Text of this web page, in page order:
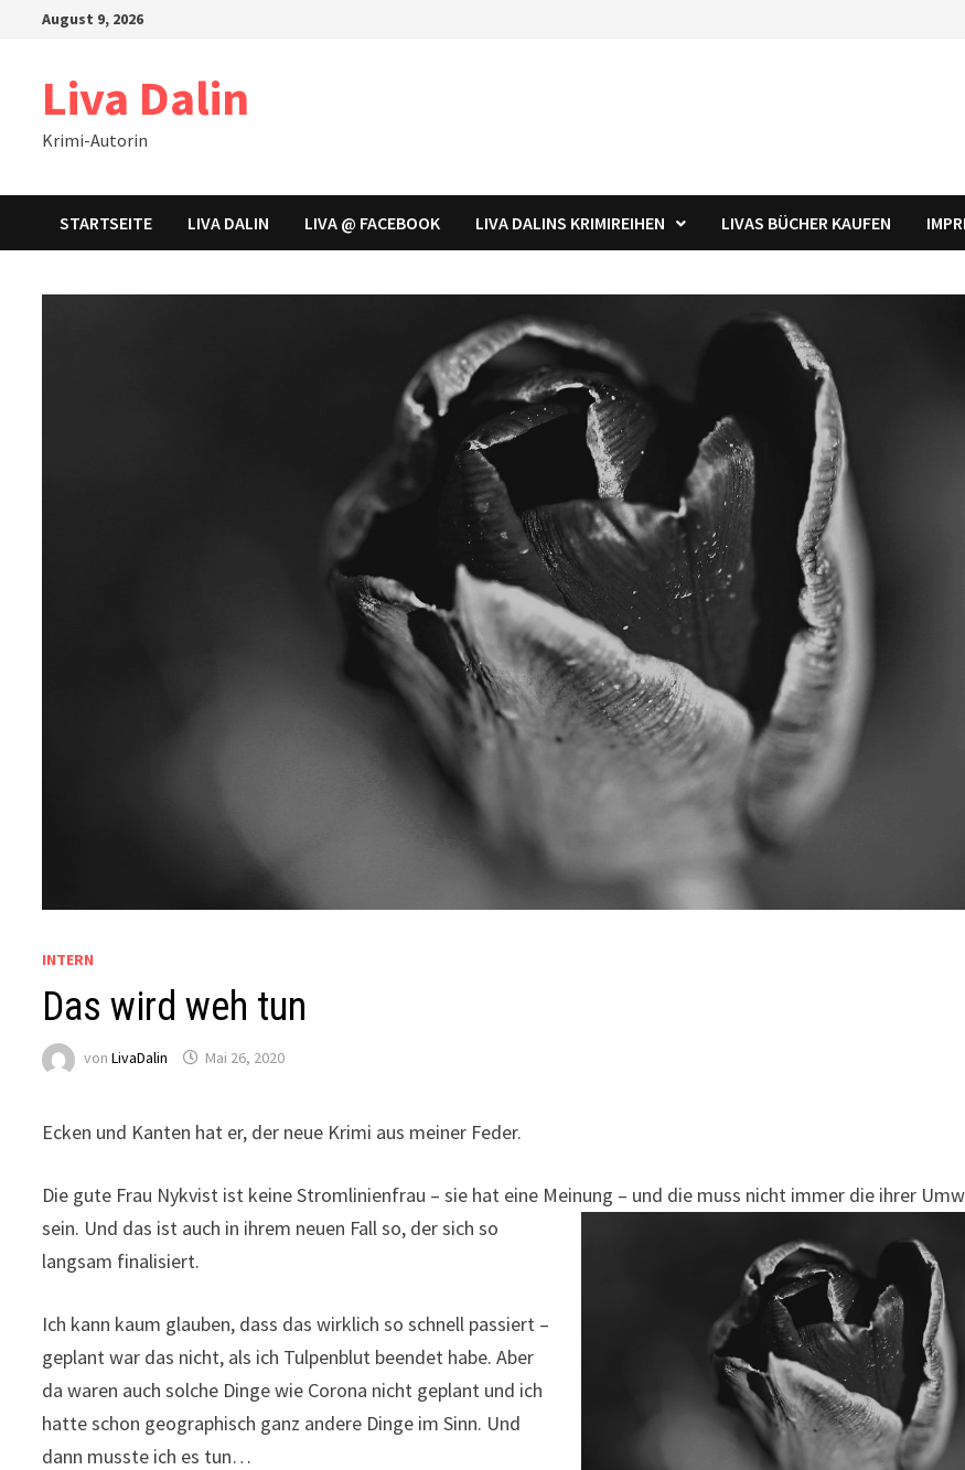
August 9, 2026
Liva Dalin
Krimi-Autorin
STARTSEITE LIVA DALIN LIVA @ FACEBOOK LIVA DALINS KRIMIREIHEN LIVAS BÜCHER KAUFEN
INTERN
Das wird weh tun
vonLivaDalin Mai 26, 2020
Ecken und Kanten hat er, der neue Krimi aus meiner Feder.
Die gute Frau Nykvist ist keine Stromlinienfrau – sie hat eine Meinung – und die muss nicht immer die ihrer
sein. Und das ist auch in ihrem neuen Fall so, der sich so
langsam finalisiert.
Ich kann kaum glauben, dass das wirklich so schnell passiert –
geplant war das nicht, als ich Tulpenblut beendet habe. Aber
da waren auch solche Dinge wie Corona nicht geplant und ich
hatte schon geographisch ganz andere Dinge im Sinn. Und
dann musste ich es tun…